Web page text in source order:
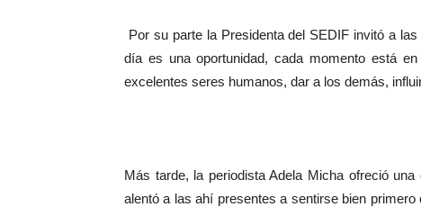
Por su parte la Presidenta del SEDIF invitó a
día es una oportunidad, cada momento está
excelentes seres humanos, dar a los demás,
Más tarde, la periodista Adela Micha ofreció
alentó a las ahí presentes a sentirse bien